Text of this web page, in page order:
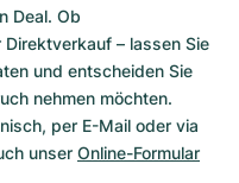
Deal. Ob
– lassen Sie
und entscheiden Sie
nehmen möchten.
per E-Mail oder via
unser Online-Formular